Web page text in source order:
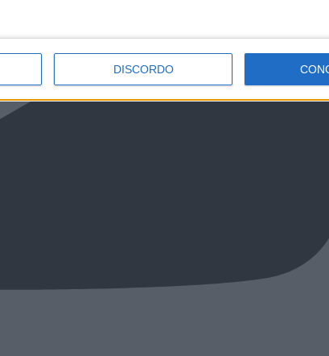
DISCORDO